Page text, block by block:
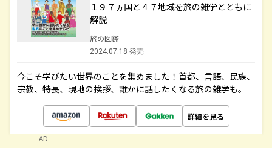
１９７ヵ国と４７地域を旅の雑学とともに
解説
旅の図鑑
2024.07.18 発売
今こそ学びたい世界のことを集めました！首都、言語、民族、
宗教、特長、現地の挨拶、誰かに話したくなる旅の雑学も。
詳細を見る
AD